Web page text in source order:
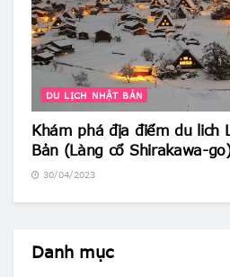
DU LỊCH NHẬT BẢN
Khám phá địa điểm du lich
Bản (Làng cổ Shirakawa-
30/04/2023
Danh mục